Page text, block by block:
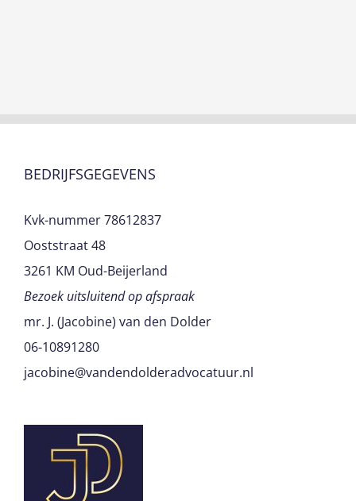
BEDRIJFSGEGEVENS
Kvk-nummer 78612837
Ooststraat 48
3261 KM Oud-Beijerland
Bezoek uitsluitend op afspraak
mr. J. (Jacobine) van den Dolder
06-10891280
jacobine@vandendolderadvocatuur.nl